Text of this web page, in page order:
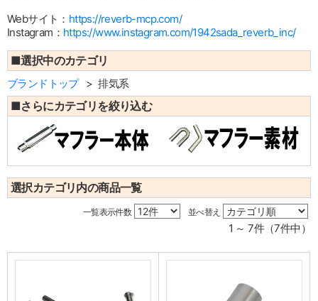
Webサイト： https://reverb-mcp.com/
Instagram： https://www.instagram.com/1942sada_reverb_inc/
■選択中のカテゴリ
ブランドトップ 排気系
■さらにカテゴリを絞り込む
選択カテゴリ内の商品一覧
一覧表示件数 並べ替え
1 ～ 7件（7件中）